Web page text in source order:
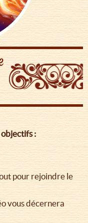
:
pour rejoindre le
vous décernera